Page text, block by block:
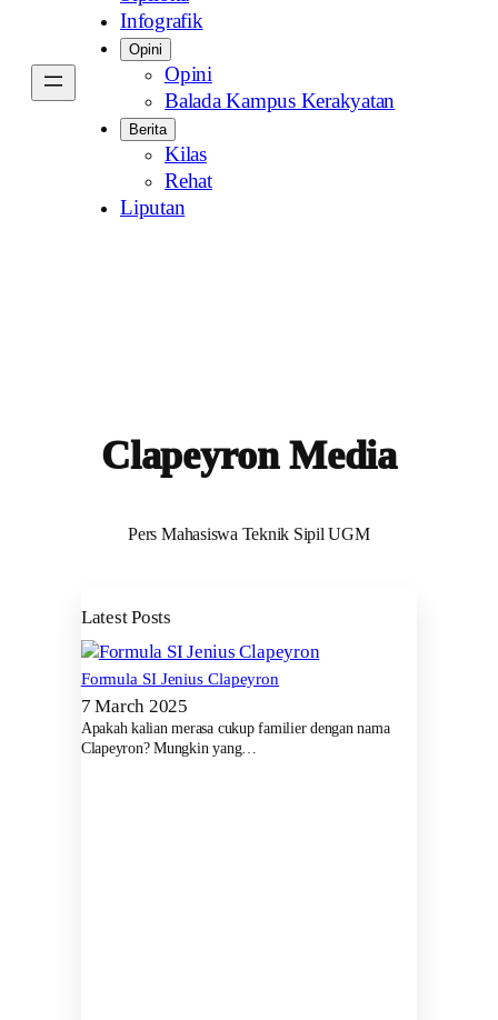
Infografik
Opini
Opini
Balada Kampus Kerakyatan
Berita
Kilas
Rehat
Liputan
Clapeyron Media
Pers Mahasiswa Teknik Sipil UGM
Latest Posts
Formula SI Jenius Clapeyron
7 March 2025
Apakah kalian merasa cukup familier dengan nama
Clapeyron? Mungkin yang…